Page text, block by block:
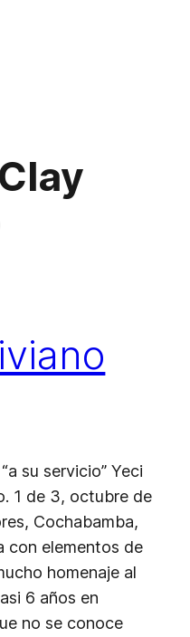
Clay
su servicio” Yeci
1 de 3, octubre de
Cochabamba,
con elementos de
homenaje al
6 años en
no se conoce